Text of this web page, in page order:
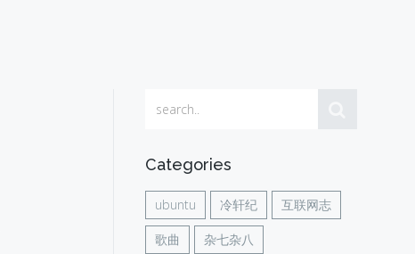
Categories
ubuntu 冷轩纪 互联网志
歌曲 杂七杂八